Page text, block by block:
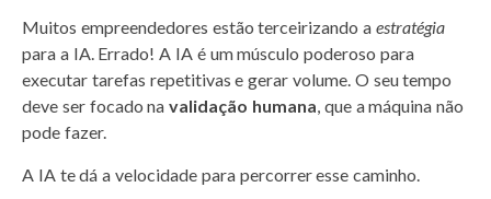
Muitos empreendedores estão terceirizando a estratégia
para a IA. Errado! A IA é um músculo poderoso para
executar tarefas repetitivas e gerar volume. O seu tempo
deve ser focado navalidação humana , que a máquina não
pode fazer.
A IA te dá a velocidade para percorrer esse caminho.